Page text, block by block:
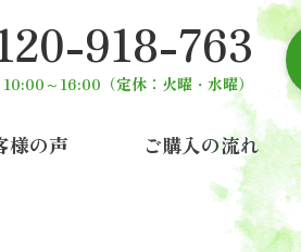
918-763
10:00～16:00 （定休：火曜・水曜）
様の声 ご購入の流れ